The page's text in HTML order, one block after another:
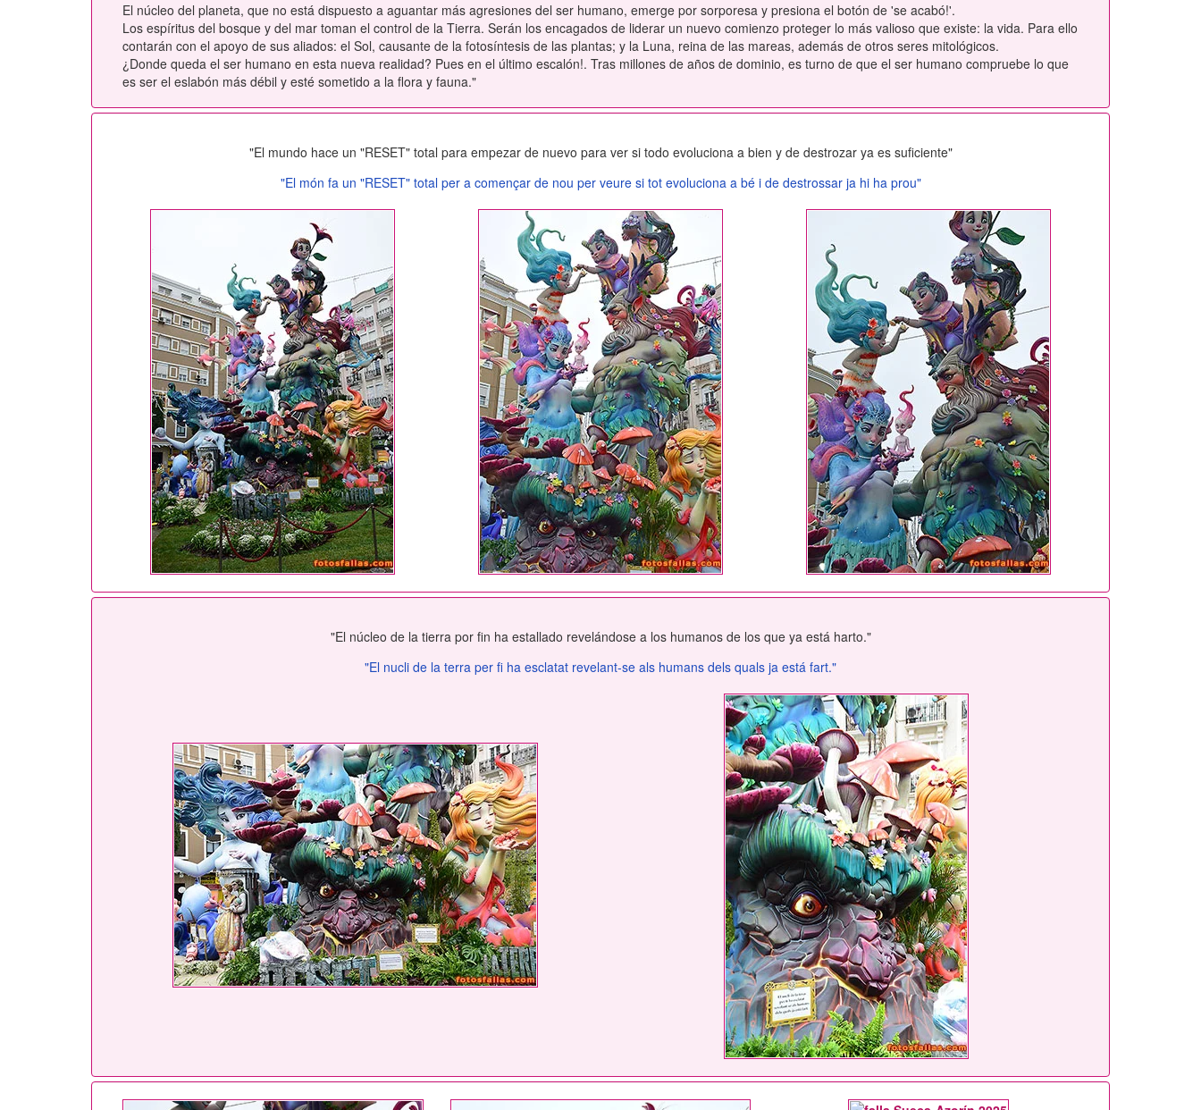
El núcleo del planeta, que no está dispuesto a aguantar más agresiones del ser humano, emerge por sorporesa y presiona el botón de 'se acabó!'.
Los espíritus del bosque y del mar toman el control de la Tierra. Serán los encagados de liderar un nuevo comienzo proteger lo más valioso que existe: la vida. Para ello
contarán con el apoyo de sus aliados: el Sol, causante de la fotosíntesis de las plantas; y la Luna, reina de las mareas, además de otros seres mitológicos.
¿Donde queda el ser humano en esta nueva realidad? Pues en el último escalón!. Tras millones de años de dominio, es turno de que el ser humano compruebe lo que
es ser el eslabón más débil y esté sometido a la flora y fauna."
"El mundo hace un "RESET" total para empezar de nuevo para ver si todo evoluciona a bien y de destrozar ya es suficiente"
"El món fa un "RESET" total per a començar de nou per veure si tot evoluciona a bé i de destrossar ja hi ha prou"
"El núcleo de la tierra por fin ha estallado revelándose a los humanos de los que ya está harto."
"El nucli de la terra per fi ha esclatat revelant-se als humans dels quals ja está fart."